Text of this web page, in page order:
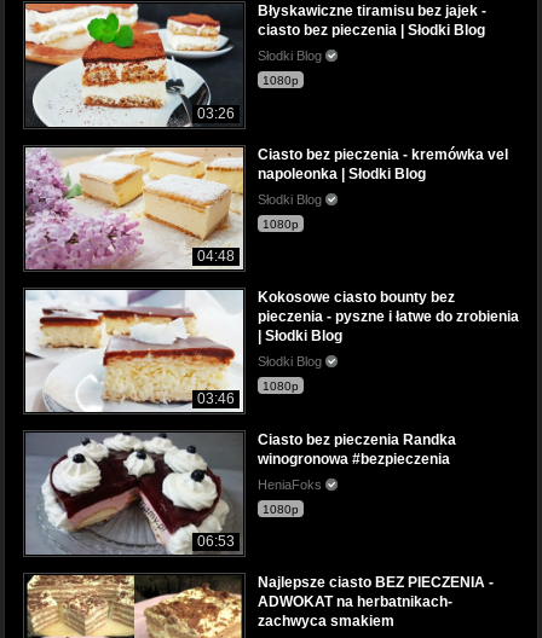
03:26
Błyskawiczne tiramisu bez jajek -
ciasto bez pieczenia | Słodki Blog
Słodki Blog
1080p
04:48
Ciasto bez pieczenia - kremówka vel
napoleonka | Słodki Blog
Słodki Blog
1080p
03:46
Kokosowe ciasto bounty bez
pieczenia - pyszne i łatwe do zrobienia
| Słodki Blog
Słodki Blog
1080p
06:53
Ciasto bez pieczenia Randka
winogronowa #bezpieczenia
HeniaFoks
1080p
Najlepsze ciasto BEZ PIECZENIA -
ADWOKAT na herbatnikach-
zachwyca smakiem